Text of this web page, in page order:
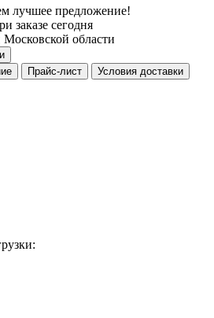
лучшее предложение!
заказе сегодня
области
Прайс-лист
Условия доставки